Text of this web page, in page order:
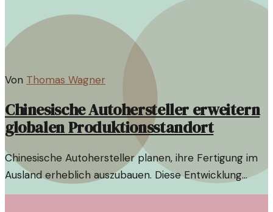
Von Thomas Wagner
Chinesische Autohersteller erweitern
globalen Produktionsstandort
Chinesische Autohersteller planen, ihre Fertigung im
Ausland erheblich auszubauen. Diese Entwicklung
könnte die globale Automobilindustrie nachhaltig